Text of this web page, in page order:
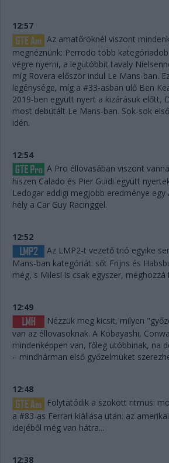
12:57
Az amatőröknél viszont
megnéznünk: Perrodo több
végre nyerni, a legutóbbit tavaly
míg Rovera először indul Le Mans-ban.
legénysége, míg a #33-asban ülő Ben
2019-ben együtt nyert a kizárásuk előtt,
most debütált Le Mans-ban. Sok-sok
idén.
12:54
A Pro éllovasában viszont
hiszen Calado és Pier Guidi együtt
Ledogar eddigi megjobb eredménye egy
hely a Car Guy Racinggel.
12:52
Az LMP2-t vezető trió egyike
Mans-ban kategóriát: sőt Frijns és
még, s Milesi is csak egyszer, méghozzá
12:49
Nézzük meg kicsit, milyen
van az éllovasoknak. A Kobayashi,
mindenképpen van, főleg utóbbinak, na
– mindhárman első győzelmüket
12:48
Folytatódik a szokott ritmus:
a #83-as Ferrari kiállása után: az
idejéből még van hátra...
12:38